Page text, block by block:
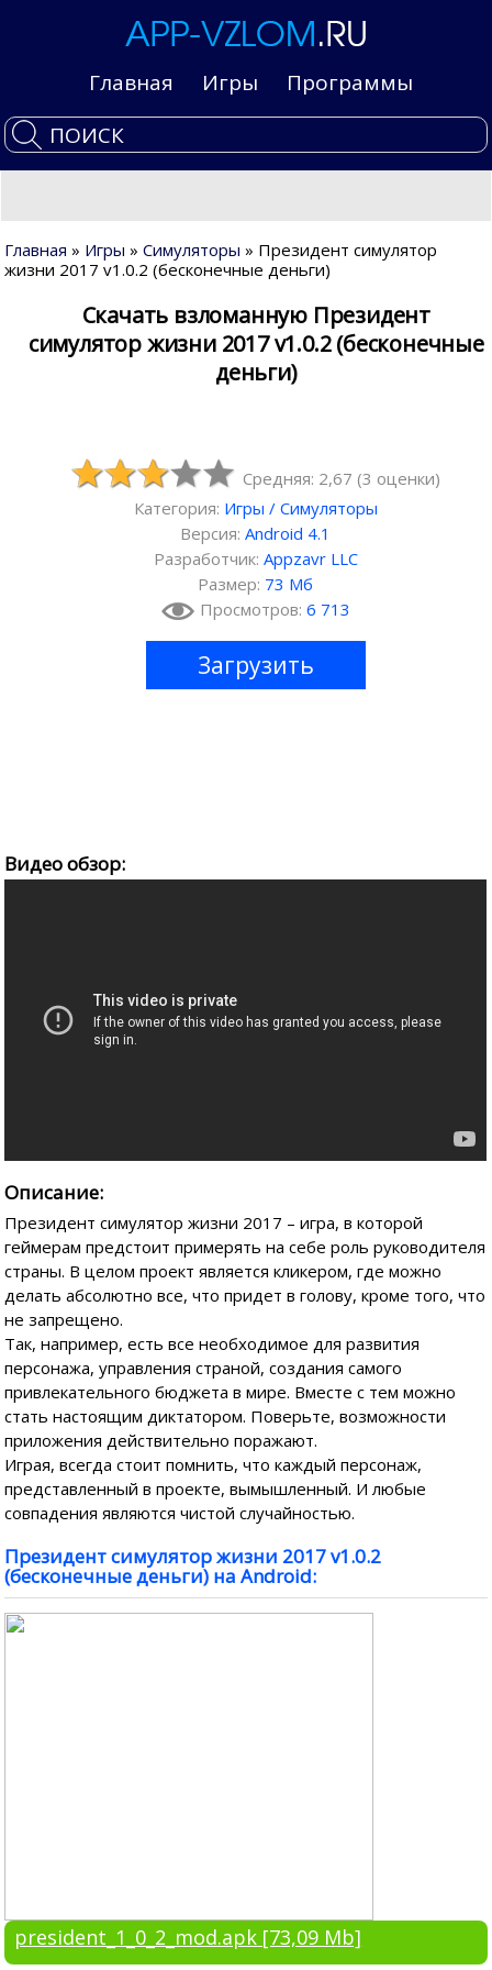
Главная Игры Программы
Главная » Игры »Симуляторы » Президент симулятор
жизни 2017 v1.0.2 (бесконечные деньги)
Скачать взломанную Президент
симулятор жизни 2017 v1.0.2 (бесконечные
деньги)
Средняя: 2,67 (3 оценки)
Категория: Игры / Симуляторы
Версия:Android 4.1
Разработчик: Appzavr LLC
Размер: 73 Мб
Просмотров: 6 713
Загрузить
Видео обзор:
Описание:
Президент симулятор жизни 2017 – игра, в которой
геймерам предстоит примерять на себе роль руководителя
страны. В целом проект является кликером, где можно
делать абсолютно все, что придет в голову, кроме того, что
не запрещено.
Так, например, есть все необходимое для развития
персонажа, управления страной, создания самого
привлекательного бюджета в мире. Вместе с тем можно
стать настоящим диктатором. Поверьте, возможности
приложения действительно поражают.
Играя, всегда стоит помнить, что каждый персонаж,
представленный в проекте, вымышленный. И любые
совпадения являются чистой случайностью.
Президент симулятор жизни 2017 v1.0.2
(бесконечные деньги) на Android:
president_1_0_2_mod.apk [73,09 Mb]